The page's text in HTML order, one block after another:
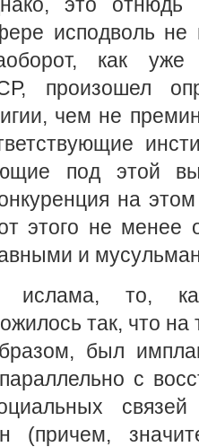
исподволь не
как
произошел
чем не
под этой
на
этого не менее
и
ислама, то,
так, что
был
с
(причем,